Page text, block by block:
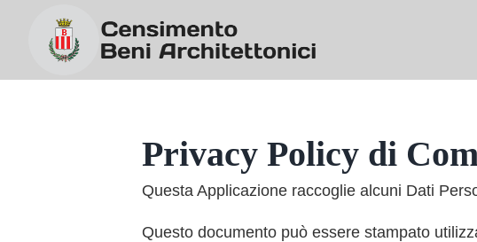
contenuto
Privacy Policy di
Questa Applicazione raccoglie alcuni Dati
Questo documento può essere stampato